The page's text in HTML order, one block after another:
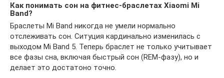
Как понимать сон на фитнес-браслетах Xiaomi Mi
Band?
Браслеты Mi Band никогда не умели нормально
отслеживать сон. Ситуция кардинально изменилась с
выходом Mi Band 5. Теперь браслет не только учитывает
все фазы сна, включая быстрый сон (REM-фазу), но и
делает это достатоно точно.